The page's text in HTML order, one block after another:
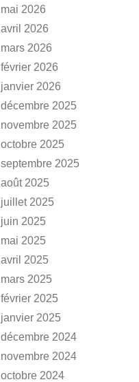
mai 2026
avril 2026
mars 2026
février 2026
janvier 2026
décembre 2025
novembre 2025
octobre 2025
septembre 2025
août 2025
juillet 2025
juin 2025
mai 2025
avril 2025
mars 2025
février 2025
janvier 2025
décembre 2024
novembre 2024
octobre 2024